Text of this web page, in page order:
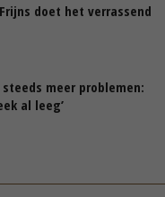
doet het verrassend
meer problemen:
al leeg’